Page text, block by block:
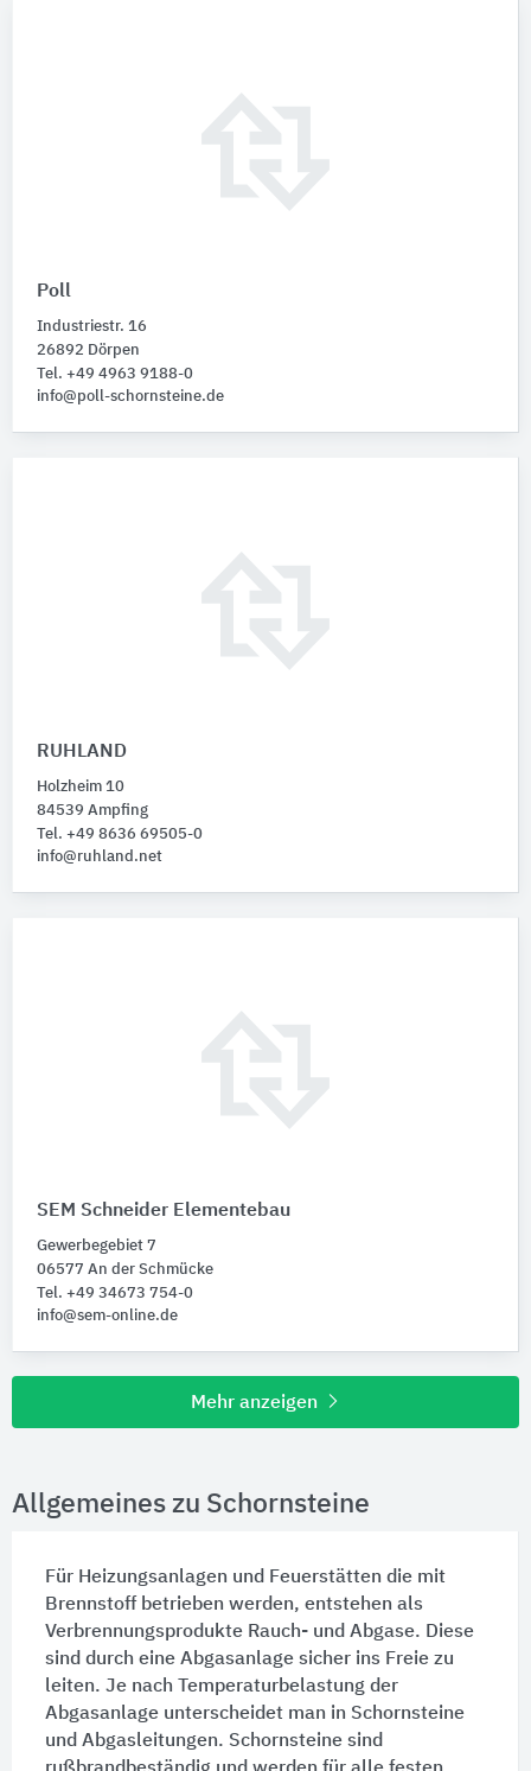
Poll
Industriestr. 16
26892 Dörpen
Tel. +49 4963 9188-0
info@poll-schornsteine.de
RUHLAND
Holzheim 10
84539 Ampfing
Tel. +49 8636 69505-0
info@ruhland.net
SEM Schneider Elementebau
Gewerbegebiet 7
06577 An der Schmücke
Tel. +49 34673 754-0
info@sem-online.de
Mehr anzeigen
Allgemeines zu Schornsteine
Für Heizungsanlagen und Feuerstätten die mit
Brennstoffbetrieben werden, entstehen als
Verbrennungsprodukte Rauch- und Abgase. Diese
sind durch eine Abgasanlagesicher ins Freie zu
leiten. Je nach Temperaturbelastung der
Abgasanlageunterscheidet man in Schornsteine
und Abgasleitungen. Schornsteine sind